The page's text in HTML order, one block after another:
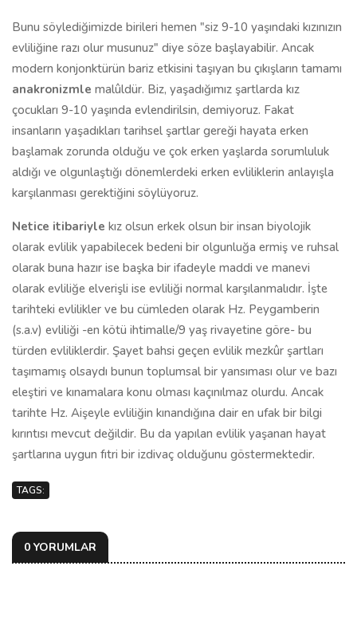
Bunu söylediğimizde birileri hemen "siz 9-10 yaşındaki kızınızın
evliliğine razı olur musunuz" diye söze başlayabilir. Ancak
modern konjonktürün bariz etkisini taşıyan bu çıkışların tamamı
anakronizmle malûldür. Biz, yaşadığımız şartlarda kız
çocukları 9-10 yaşında evlendirilsin, demiyoruz. Fakat
insanların yaşadıkları tarihsel şartlar gereği hayata erken
başlamak zorunda olduğu ve çok erken yaşlarda sorumluluk
aldığı ve olgunlaştığı dönemlerdeki erken evliliklerin anlayışla
karşılanması gerektiğini söylüyoruz.
Netice itibariyle kız olsun erkek olsun bir insan biyolojik
olarak evlilik yapabilecek bedeni bir olgunluğa ermiş ve ruhsal
olarak buna hazır ise başka bir ifadeyle maddi ve manevi
olarak evliliğe elverişli ise evliliği normal karşılanmalıdır. İşte
tarihteki evlilikler ve bu cümleden olarak Hz. Peygamberin
(s.a.v) evliliği -en kötü ihtimalle/9 yaş rivayetine göre- bu
türden evliliklerdir. Şayet bahsi geçen evlilik mezkûr şartları
taşımamış olsaydı bunun toplumsal bir yansıması olur ve bazı
eleştiri ve kınamalara konu olması kaçınılmaz olurdu. Ancak
tarihte Hz. Aişeyle evliliğin kınandığına dair en ufak bir bilgi
kırıntısı mevcut değildir. Bu da yapılan evlilik yaşanan hayat
şartlarına uygun fıtri bir izdivaç olduğunu göstermektedir.
TAGS:
0 YORUMLAR